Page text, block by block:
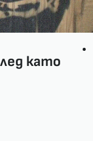
като